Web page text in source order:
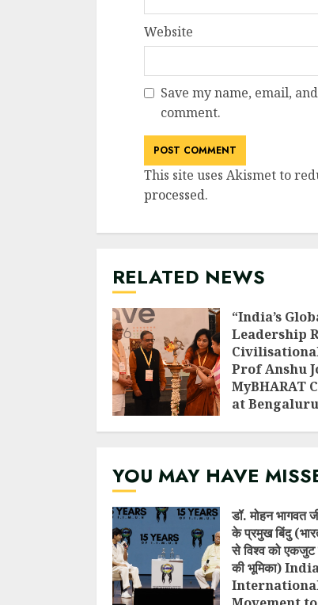
Website
Save my name, email,
comment.
This site uses Akismet to
processed.
RELATED NEWS
“India’s
Leadership
Prof Anshu
MyBHARAT
at Bengaluru
YOU MAY HAVE
डॉ. मोहन भागवत
के प्रमुख बिंदु
से विश्व को
की भूमिका)